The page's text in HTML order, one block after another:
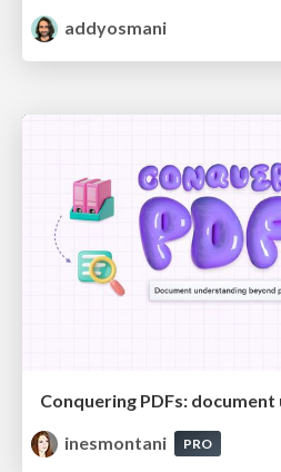
addyosmani
inesmontani
PRO